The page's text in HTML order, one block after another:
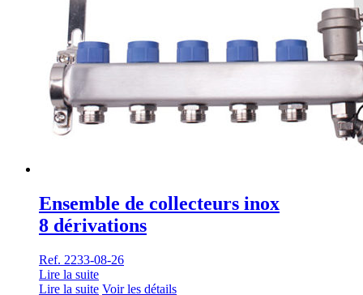
Ensemble de collecteurs inox
8 dérivations
Ref. 2233-08-26
Lire la suite
Lire la suite Voir les détails